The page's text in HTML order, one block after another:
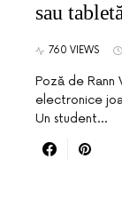
sau
760 VIEWS
Poză de Rann
electronice
Un student…